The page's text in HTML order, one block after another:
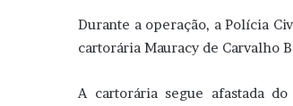
Durante a operação, a Polícia
cartorária Mauracy de Carvalho
A cartorária segue afastada